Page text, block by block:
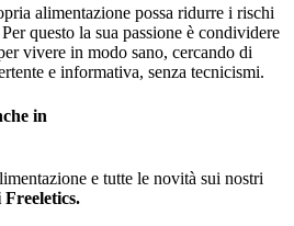
alimentazione possa ridurre i rischi
questo la sua passione è condividere
vivere in modo sano, cercando di
e informativa, senza tecnicismi.
in
e tutte le novità sui nostri